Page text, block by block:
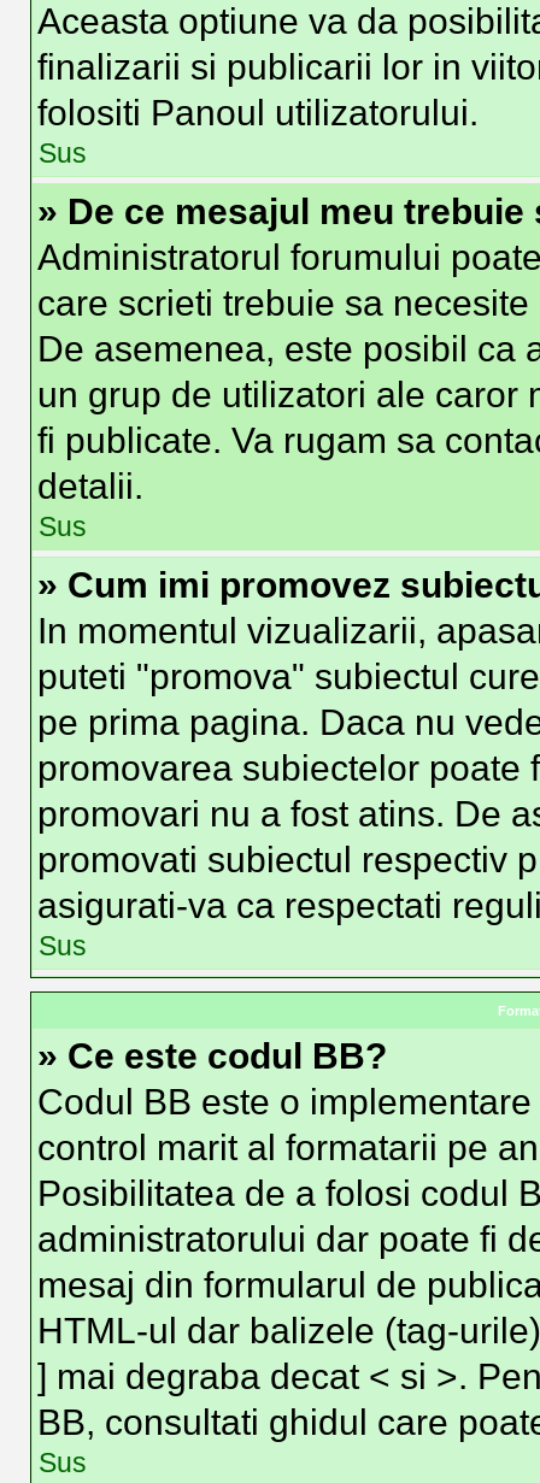
Aceasta optiune va da
finalizarii si publicarii lor in
folositi Panoul utilizatorului.
Sus
» De ce mesajul meu trebuie
Administratorul forumului
care scrieti trebuie sa
De asemenea, este posibil ca
un grup de utilizatori ale caror
fi publicate. Va rugam sa
detalii.
Sus
» Cum imi promovez
In momentul vizualizarii,
puteti "promova" subiectul
pe prima pagina. Daca nu
promovarea subiectelor poate
promovari nu a fost atins. De
promovati subiectul respectiv
asigurati-va ca respectati
Sus
» Ce este codul BB?
Codul BB este o
control marit al formatarii pe
Posibilitatea de a folosi codul
administratorului dar poate fi
mesaj din formularul de
HTML-ul dar balizele (tag-
] mai degraba decat < si >.
BB, consultati ghidul care
Sus